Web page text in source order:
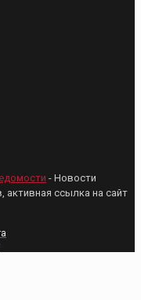
- Новости
активная ссылка на сайт